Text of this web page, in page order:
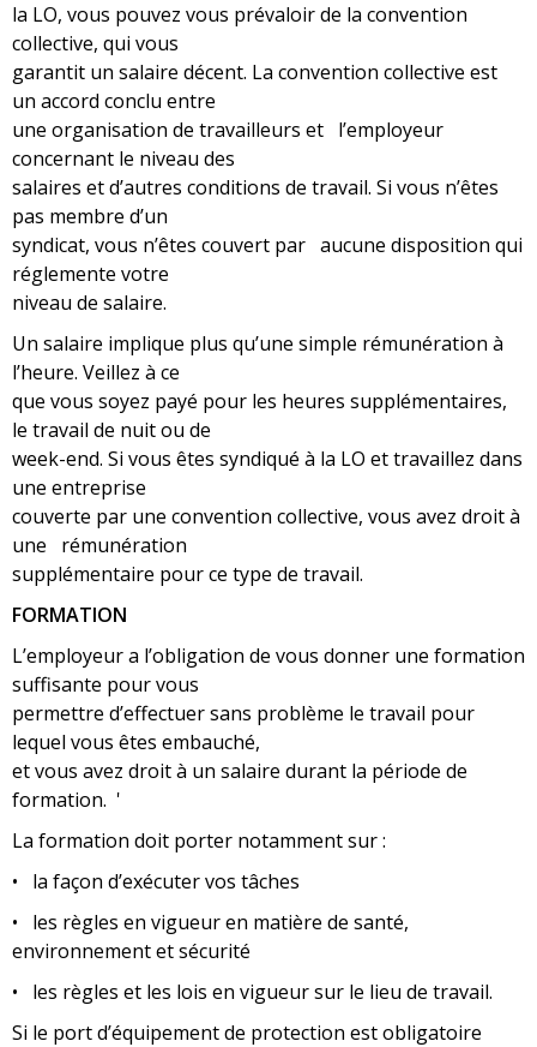
la LO, vous pouvez vous prévaloir de la convention
collective, qui vous
garantit un salaire décent. La convention collective est
un accord conclu entre
une organisation de travailleurs et l’employeur
concernant le niveau des
salaires et d’autres conditions de travail. Si vous n’êtes
pas membre d’un
syndicat, vous n’êtes couvert par aucune disposition qui
réglemente votre
niveau de salaire.
Un salaire implique plus qu’une simple rémunération à
l’heure. Veillez à ce
que vous soyez payé pour les heures supplémentaires,
le travail de nuit ou de
week-end. Si vous êtes syndiqué à la LO et travaillez dans
une entreprise
couverte par une convention collective, vous avez droit à
une rémunération
supplémentaire pour ce type de travail.
FORMATION
L’employeur a l’obligation de vous donner une formation
suffisante pour vous
permettre d’effectuer sans problème le travail pour
lequel vous êtes embauché,
et vous avez droit à un salaire durant la période de
formation. '
La formation doit porter notamment sur :
• la façon d’exécuter vos tâches
• les règles en vigueur en matière de santé,
environnement et sécurité
• les règles et les lois en vigueur sur le lieu de travail.
Si le port d’équipement de protection est obligatoire